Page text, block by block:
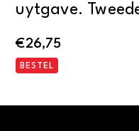
uytgave.
€26,75
BESTEL